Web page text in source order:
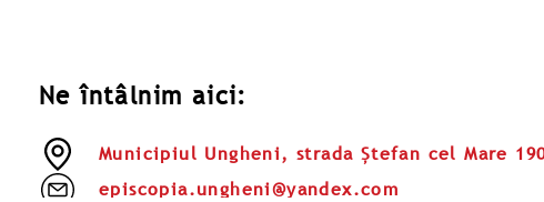
Ne întâlnim aici:
Municipiul Ungheni, strada Ștefan cel Mare
episcopia.ungheni@yandex.com